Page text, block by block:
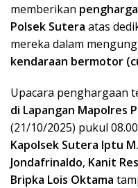
memberikan
Polsek Sutera atas
mereka dalam
kendaraan bermotor
Upacara penghargaan
di Lapangan Mapolres
(21/10/2025) pukul
Kapolsek Sutera Iptu
Jondafrinaldo, Kanit
Bripka Lois Oktama